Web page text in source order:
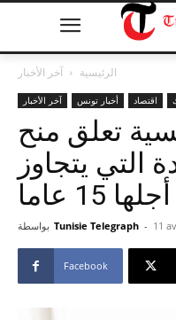
الرئيسية آخر الأخبار
آخر الأخبار أخبار تونس اقتصاد
تعلق منح
التي يتجاوز
أجلها 15 عاما
بواسطة Tunisie Telegraph - 11
Facebook